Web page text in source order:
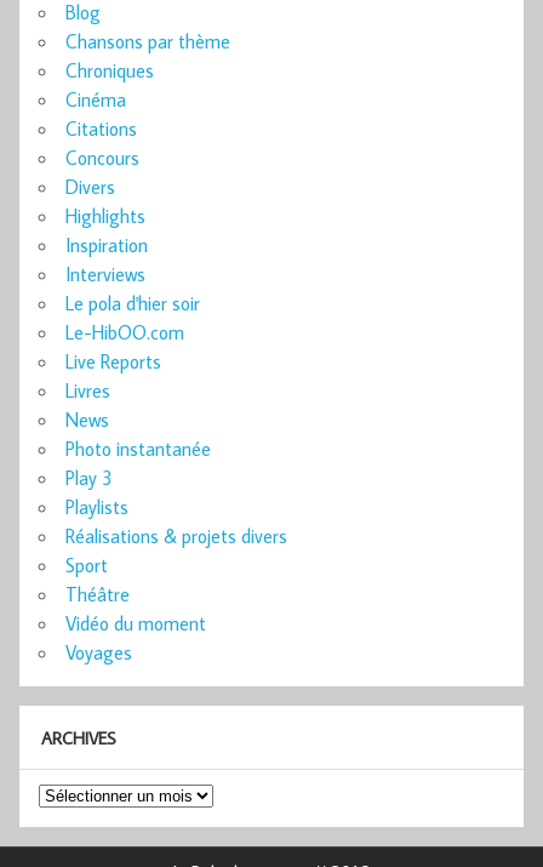
Blog
Chansons par thème
Chroniques
Cinéma
Citations
Concours
Divers
Highlights
Inspiration
Interviews
Le pola d'hier soir
Le-HibOO.com
Live Reports
Livres
News
Photo instantanée
Play 3
Playlists
Réalisations & projets divers
Sport
Théâtre
Vidéo du moment
Voyages
ARCHIVES
Archives